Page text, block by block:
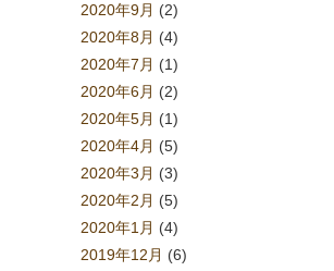
2020年9月 (2)
2020年8月 (4)
2020年7月 (1)
2020年6月 (2)
2020年5月 (1)
2020年4月 (5)
2020年3月 (3)
2020年2月 (5)
2020年1月 (4)
2019年12月 (6)